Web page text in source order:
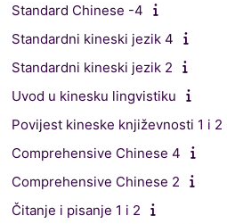
Standard Chinese -4
Standardni kineski jezik 4
Standardni kineski jezik 2
Uvod u kinesku lingvistiku
Povijest kineske književnosti 1 i 2
Comprehensive Chinese 4
Comprehensive Chinese 2
Čitanje i pisanje 1 i 2